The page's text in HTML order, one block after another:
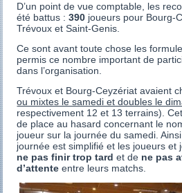
D’un point de vue comptable, les
été battus :390 joueurs pour Bourg-
Trévoux et Saint-Genis.
Ce sont avant toute chose les
permis ce nombre important de
dans l’organisation.
Trévoux et Bourg-Ceyzériat avaient
ou mixtes le samedi et doubles le
respectivement 12 et 13 terrains).
de place au hasard concernant le
joueur sur la journée du samedi.
journée est simplifié et les joueurs et
ne pas finir trop tard et de ne pas
d’attente entre leurs matchs.